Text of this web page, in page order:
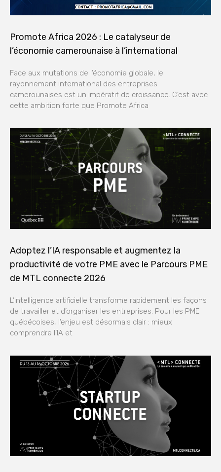
Promote Africa 2026 : Le catalyseur de
l’économie camerounaise à l’international
Face aux mutations de l’économie globale, le
rayonnement international des entreprises
camerounaises est un impératif de croissance. C’est avec
cette ambition forte que Promote Africa
Adoptez l’IA responsable et augmentez la
productivité de votre PME avec le Parcours PME
de MTL connecte 2026
L’intelligence artificielle transforme rapidement les façons
de travailler et d’organiser les entreprises. Pour les PME
québécoises, l’enjeu est désormais clair : mieux
comprendre l’IA et